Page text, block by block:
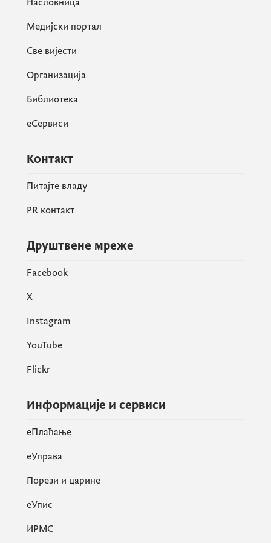
Медијски портал
Све вијести
Организација
Библиотека
еСервиси
Контакт
Питајте владу
PR контакт
Друштвене мреже
Facebook
X
Instagram
YouTube
Flickr
Информације и сервиси
eПлаћање
еУправа
Порези и царине
eУпис
ИРМС